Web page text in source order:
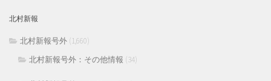
北村新報
北村新報号外 (1,660)
北村新報号外：その他情報 (34)